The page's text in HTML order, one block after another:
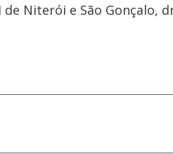
Niterói e São Gonçalo,